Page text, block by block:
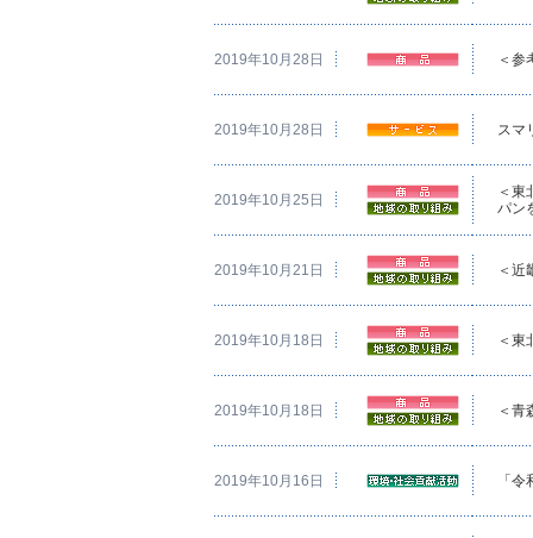
2019年10月28日 ＜参
2019年10月28日 スマ
2019年10月25日
＜東
パン
2019年10月21日 ＜近
2019年10月18日 ＜東
2019年10月18日 ＜青
2019年10月16日 「